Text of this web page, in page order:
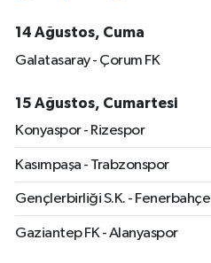
14 Ağustos, Cuma
Galatasaray - Çorum FK
15 Ağustos, Cumartesi
Konyaspor - Rizespor
Kasımpaşa - Trabzonspor
Gençlerbirliği S.K. - Fenerbahçe
Gaziantep FK - Alanyaspor